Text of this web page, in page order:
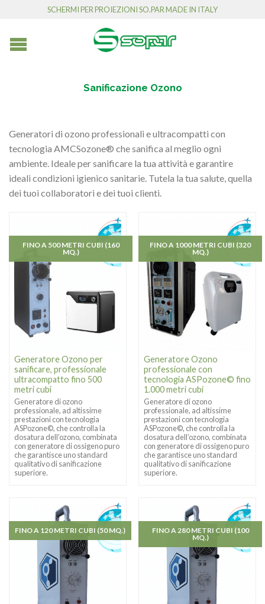
SCHERMI PER PROIEZIONI SO.PAR MADE IN ITALY
Sanificazione Ozono
Generatori di ozono professionali e ultracompatti con
tecnologia AMCSozone® che sanifica al meglio ogni
ambiente. Ideale per sanificare la tua attività e garantire
ideali condizioni igienico sanitarie. Tutela la tua salute, quella
dei tuoi collaboratori e dei tuoi clienti.
Generatore Ozono per
sanificare, professionale
ultracompatto fino 500
metri cubi
Generatore di ozono
professionale, ad altissime
prestazioni con tecnologia
ASPozone©, che controlla la
dosatura dell’ozono, combinata
con generatore di ossigeno puro
che garantisce uno standard
qualitativo di sanificazione
superiore.
FINO A 500 METRI CUBI (160
MQ.)
Generatore Ozono
professionale con
tecnologia ASPozone© fino
1.000 metri cubi
Generatore di ozono
professionale, ad altissime
prestazioni con tecnologia
ASPozone©, che controlla la
dosatura dell’ozono, combinata
con generatore di ossigeno puro
che garantisce uno standard
qualitativo di sanificazione
superiore.
FINO A 1000 METRI CUBI (320
MQ.)
FINO A 120 METRI CUBI (50 MQ.)
FINO A 280 METRI CUBI (100
MQ.)